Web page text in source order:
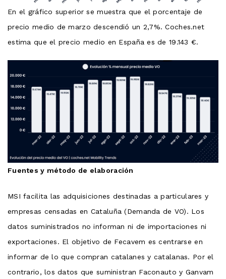
En el gráfico superior se muestra que el porcentaje de
precio medio de marzo descendió un 2,7%. Coches.net
estima que el precio medio en España es de 19.143 €.
Fuentes y método de elaboración
MSI facilita las adquisiciones destinadas a particulares y
empresas censadas en Cataluña (Demanda de VO). Los
datos suministrados no informan ni de importaciones ni
exportaciones. El objetivo de Fecavem es centrarse en
informar de lo que compran catalanes y catalanas. Por el
contrario, los datos que suministran Faconauto y Ganvam